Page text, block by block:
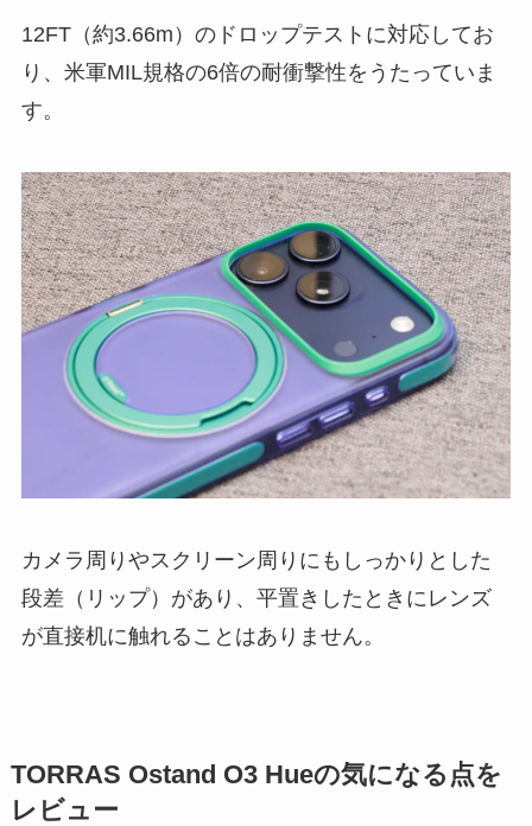
12FT（約3.66m）のドロップテストに対応してお
り、米軍MIL規格の6倍の耐衝撃性をうたっていま
す。
カメラ周りやスクリーン周りにもしっかりとした
段差（リップ）があり、平置きしたときにレンズ
が直接机に触れることはありません。
TORRAS Ostand O3 Hueの気になる点を
レビュー